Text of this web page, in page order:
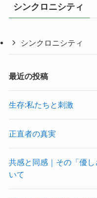
シンクロニシティ
シンクロニシティ
最近の投稿
生存:私たちと刺激
正直者の真実
共感と同感｜その「優
いて